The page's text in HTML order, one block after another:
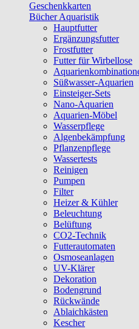
Geschenkkarten
Bücher Aquaristik
Hauptfutter
Ergänzungsfutter
Frostfutter
Futter für Wirbellose
Süßwasser-Aquarien
Einsteiger-Sets
Nano-Aquarien
Aquarien-Möbel
Wasserpflege
Algenbekämpfung
Pflanzenpflege
Wassertests
Reinigen
Pumpen
Filter
Heizer & Kühler
Beleuchtung
Belüftung
CO2-Technik
Futterautomaten
Osmoseanlagen
UV-Klärer
Dekoration
Bodengrund
Rückwände
Ablaichkästen
Kescher